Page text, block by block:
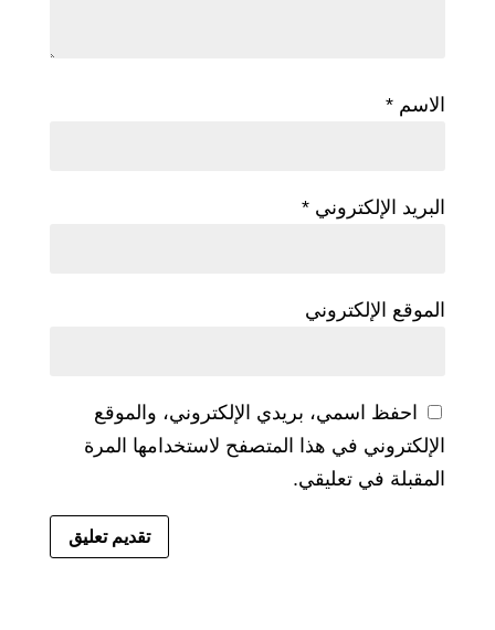
الاسم *
البريد الإلكتروني *
الموقع الإلكتروني
احفظ اسمي، بريدي الإلكتروني، والموقع
الإلكتروني في هذا المتصفح لاستخدامها المرة
المقبلة في تعليقي.